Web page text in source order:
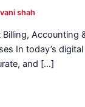
shah
Billing, Accounting
In today’s
and […]